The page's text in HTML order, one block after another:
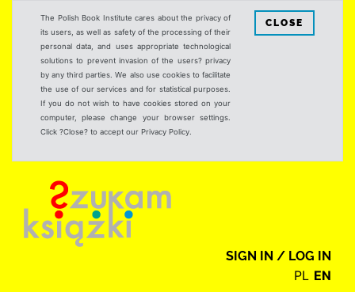
The Polish Book Institute cares about the privacy of
its users, as well as safety of the processing of their
personal data, and uses appropriate technological
solutions to prevent invasion of the users? privacy
by any third parties. We also use cookies to facilitate
the use of our services and for statistical purposes.
If you do not wish to have cookies stored on your
computer, please change your browser settings.
Click ?Close? to accept our Privacy Policy.
CLOSE
SIGN IN / LOG IN
PL EN